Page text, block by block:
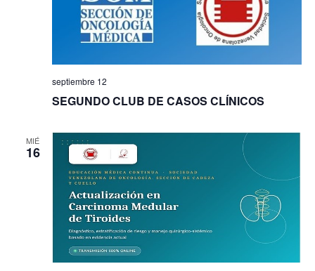
SEGUNDO CLUB DE CASOS CLÍNICOS
septiembre 12
MIÉ
16